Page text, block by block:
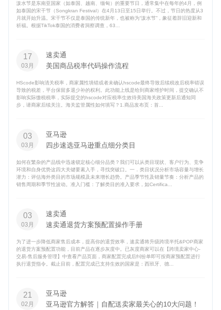
泼水节是东南亚国家（如泰国、越南、缅甸）的重要节日，通常集中在每年的4月，例
如泰国的宋干节（Songkran Festival）在4月13日至15日举行。不过，节日的热度从3
月就开始升温。宋干节不仅是泰国的传统新年，也被称为“泼水节”，象征着辞旧迎新和
祈福。根据TikTok泰国的消费者洞察调查，63...
17
03月
速卖通
美国商品税率代码操作流程
HScode影响清关税率，商家属性填错或者未确认hscode最终导致后续税改后税率错误
导致的税差，平台保留多退少补的权利。此功能上线是给到商家维护时间，提交确认不
影响实际缴税税率，实际提交的hscode对应税率生效待美国海关政策更新后通知同
步，请商家后续关注。海关监管属性如何填写？1.商品发布页：首...
03
03月
亚马逊
四步速选亚马逊重点细分类目
如何在繁杂的产品线中迅速锁定核心细分品类？我们可以从类目现状、客户行为、竞争
环境和自身优势这四大关键要素入手，寻找突破口。一．类目状况分析市场容量与增长
潜力：评估海外类目的市场规模及未来增长趋势。产品季节性及销量节奏：分析产品的
销售周期和季节性波动。准入门槛：了解类目的准入要求，如Certifica...
03
03月
速卖通
速卖通退货方案预配置操作手册
为了进一步降低商家售后成本，提高你的退货效率，速卖通将升级跨境半托&POP商家
的退货方案预配置功能，目前产品在逐步灰度中。已灰度商家可以在【跨境卖家中心-
交易-售后服务管理】中查看产品页面，商家配置完成后纠纷单即可按商家预配置进行
执行退货指令。截止目前，配置完成已支持生效的国家是：西班牙、德...
21
02月
亚马逊
亚马逊官方解答｜自配送卖家最关心的10大问题！